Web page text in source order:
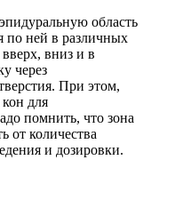
область
по ней в различных
вниз и в
через
При этом,
для
помнить, что зона
от количества
и дозировки.